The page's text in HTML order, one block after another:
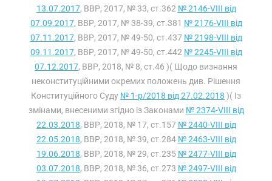
13.07.2017, ВВР, 2017, № 33, ст.362 № 2146-VIII від
07.09.2017, ВВР, 2017, № 38-39, ст.381 № 2176-VIII від
07.11.2017, ВВР, 2017, № 49-50, ст.437 № 2198-VIII від
09.11.2017, ВВР, 2017, № 49-50, ст.442 № 2245-VIII від
07.12.2017, ВВР, 2018, № 8, ст.46 )( Щодо визнання
неконституційними окремих положень див. Рішення
Конституційного Суду № 1-р/2018 від 27.02.2018 )( Із
змінами, внесеними згідно із Законами № 2374-VIII від
22.03.2018, ВВР, 2018, № 17, ст.157 № 2440-VIII від
22.05.2018, ВВР, 2018, № 39, ст.284 № 2463-VIII від
19.06.2018, ВВР, 2018, № 29, ст.235 № 2477-VIII від
03.07.2018, ВВР, 2018, № 36, ст.273 № 2497-VIII від